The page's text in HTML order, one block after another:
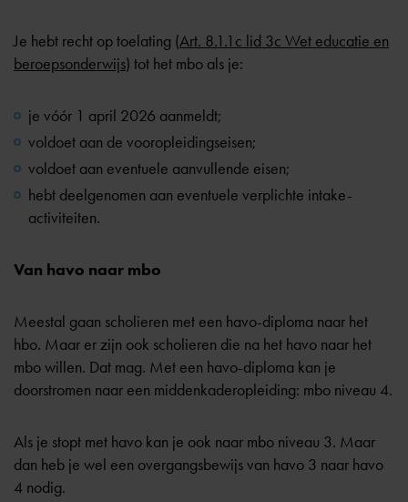
Je hebt recht op toelating (Art. 8.1.1c lid 3c Wet educatie en
beroepsonderwijs) tot het mbo als je:
je vóór 1 april 2026 aanmeldt;
voldoet aan de vooropleidingseisen;
voldoet aan eventuele aanvullende eisen;
hebt deelgenomen aan eventuele verplichte intake-
activiteiten.
Van havo naar mbo
Meestal gaan scholieren met een havo-diploma naar het
hbo. Maar er zijn ook scholieren die na het havo naar het
mbo willen. Dat mag. Met een havo-diploma kan je
doorstromen naar een middenkaderopleiding: mbo niveau 4.
Als je stopt met havo kan je ook naar mbo niveau 3. Maar
dan heb je wel een overgangsbewijs van havo 3 naar havo
4 nodig.